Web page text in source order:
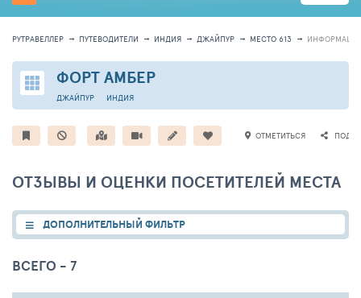
РУТРАВЕЛЛЕР ПУТЕВОДИТЕЛИ ИНДИЯ ДЖАЙПУР МЕСТО 613
ФОРТ АМБЕР
ИНДИЯ
ДЖАЙПУР
ОТМЕТИТЬСЯ
ОТЗЫВЫ И ОЦЕНКИ ПОСЕТИТЕЛЕЙ МЕСТА
ДОПОЛНИТЕЛЬНЫЙ ФИЛЬТР
ВСЕГО - 7